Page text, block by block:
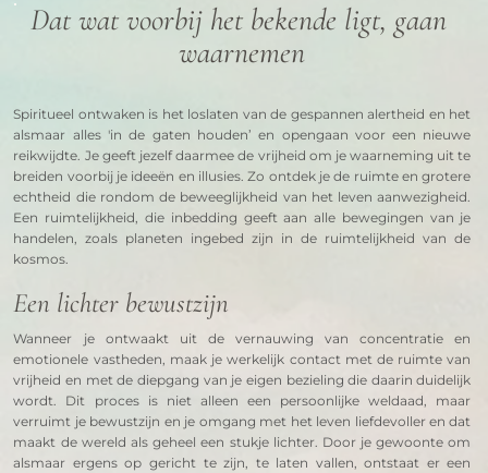
Dat wat voorbij het bekende ligt, gaan
waarnemen
Spiritueel ontwaken is het loslaten van de gespannen alertheid en het
alsmaar alles 'in de gaten houden’ en opengaan voor een nieuwe
reikwijdte. Je geeft jezelf daarmee de vrijheid om je waarneming uit te
breiden voorbij je ideeën en illusies. Zo ontdek je de ruimte en grotere
echtheid die rondom de beweeglijkheid van het leven aanwezigheid.
Een ruimtelijkheid, die inbedding geeft aan alle bewegingen van je
handelen, zoals planeten ingebed zijn in de ruimtelijkheid van de
kosmos.
Een lichter bewustzijn
Wanneer je ontwaakt uit de vernauwing van concentratie en
emotionele vastheden, maak je werkelijk contact met de ruimte van
vrijheid en met de diepgang van je eigen bezieling die daarin duidelijk
wordt. Dit proces is niet alleen een persoonlijke weldaad, maar
verruimt je bewustzijn en je omgang met het leven liefdevoller en dat
maakt de wereld als geheel een stukje lichter. Door je gewoonte om
alsmaar ergens op gericht te zijn, te laten vallen, ontstaat er een